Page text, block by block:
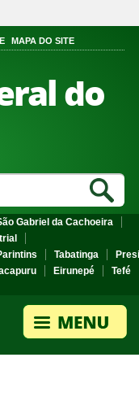
MAPA DO SITE
do
Gabriel da Cachoeira
Tabatinga
Eirunepé
Tefé